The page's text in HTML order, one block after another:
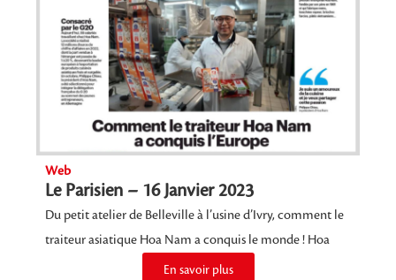
Web
Le Parisien – 16 Janvier 2023
Du petit atelier de Belleville à l’usine d’Ivry, comment le
traiteur asiatique Hoa Nam a conquis le monde ! Hoa
En savoir plus